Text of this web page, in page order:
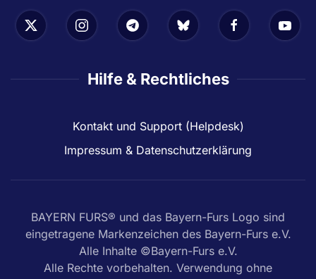
Hilfe & Rechtliches
Kontakt und Support (Helpdesk)
Impressum & Datenschutzerklärung
BAYERN FURS® und das Bayern-Furs Logo sind
eingetragene Markenzeichen des Bayern-Furs e.V.
Alle Inhalte ©Bayern-Furs e.V.
Alle Rechte vorbehalten. Verwendung ohne